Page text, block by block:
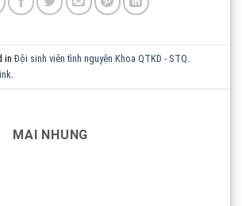
inĐội sinh viên tình nguyện Khoa QTKD - STQ
MAI NHUNG